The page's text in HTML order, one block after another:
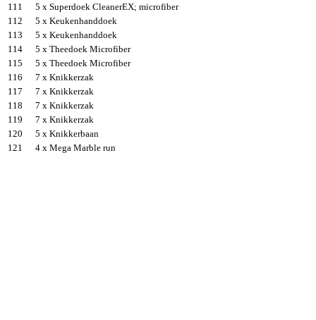
111
5 x Superdoek CleanerEX; microfiber
112
5 x Keukenhanddoek
113
5 x Keukenhanddoek
114
5 x Theedoek Microfiber
115
5 x Theedoek Microfiber
116
7 x Knikkerzak
117
7 x Knikkerzak
118
7 x Knikkerzak
119
7 x Knikkerzak
120
5 x Knikkerbaan
121
4 x Mega Marble run